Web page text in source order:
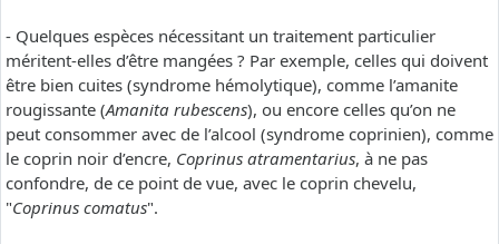
- Quelques espèces nécessitant un traitement particulier
méritent-elles d’être mangées ? Par exemple, celles qui doivent
être bien cuites (syndrome hémolytique), comme l’amanite
rougissante (Amanita rubescens), ou encore celles qu’on ne
peut consommer avec de l’alcool (syndrome coprinien), comme
le coprin noir d’encre, Coprinus atramentarius, à ne pas
confondre, de ce point de vue, avec le coprin chevelu,
"Coprinus comatus".